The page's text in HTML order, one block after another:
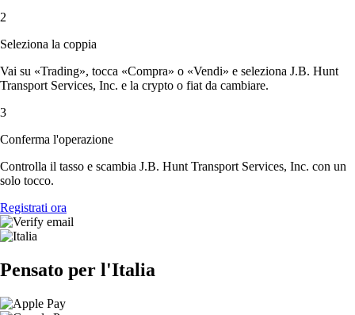
2
Seleziona la coppia
Vai su «Trading», tocca «Compra» o «Vendi» e seleziona J.B. Hunt
Transport Services, Inc. e la crypto o fiat da cambiare.
3
Conferma l'operazione
Controlla il tasso e scambia J.B. Hunt Transport Services, Inc. con un
solo tocco.
Registrati ora
Pensato per l'Italia